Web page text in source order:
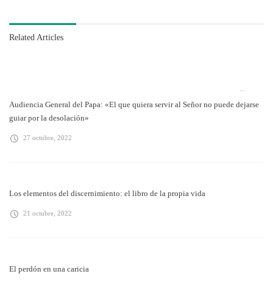
Related Articles
Audiencia General del Papa: «El que quiera servir al Señor no puede dejarse
guiar por la desolación»
27 octubre, 2022
Los elementos del discernimiento: el libro de la propia vida
21 octubre, 2022
El perdón en una caricia